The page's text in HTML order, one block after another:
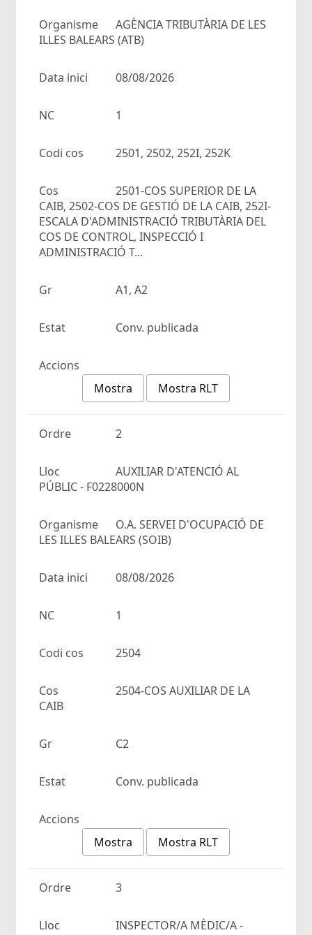
Organisme
AGÈNCIA TRIBUTÀRIA DE LES
ILLES BALEARS (ATB)
Data inici 08/08/2026
NC 1
Codi cos 2501, 2502, 252I, 252K
Cos
2501-COS SUPERIOR DE LA
CAIB, 2502-COS DE GESTIÓ DE LA CAIB, 252I-
ESCALA D'ADMINISTRACIÓ TRIBUTÀRIA DEL
COS DE CONTROL, INSPECCIÓ I
ADMINISTRACIÓ T...
Gr A1, A2
Estat Conv. publicada
Accions
Mostra
Mostra RLT
Ordre 2
Lloc
AUXILIAR D'ATENCIÓ AL
PÚBLIC - F0228000N
Organisme
O.A. SERVEI D'OCUPACIÓ DE
LES ILLES BALEARS (SOIB)
Data inici 08/08/2026
NC 1
Codi cos 2504
Cos
2504-COS AUXILIAR DE LA
CAIB
Gr C2
Estat Conv. publicada
Accions
Mostra
Mostra RLT
Ordre 3
Lloc
INSPECTOR/A MÈDIC/A -